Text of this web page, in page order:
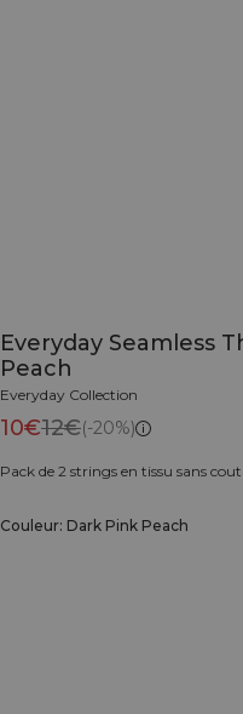
Everyday Seamless
Peach
Everyday Collection
10€12€(-20%)
Pack de 2 strings en tissu sans
Couleur: Dark Pink Peach